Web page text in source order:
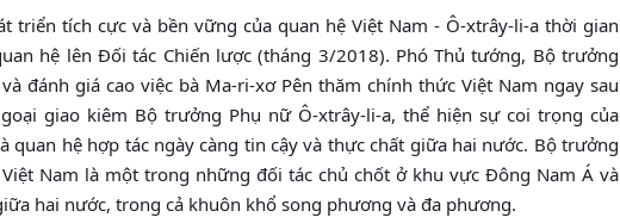
triển tích cực và bền vững của quan hệ Việt Nam - Ô-xtrây-li-a thời gian
hệ lên Đối tác Chiến lược (tháng 3/2018). Phó Thủ tướng, Bộ trưởng
đánh giá cao việc bà Ma-ri-xơ Pên thăm chính thức Việt Nam ngay sau
giao kiêm Bộ trưởng Phụ nữ Ô-xtrây-li-a, thể hiện sự coi trọng của
quan hệ hợp tác ngày càng tin cậy và thực chất giữa hai nước. Bộ trưởng
Nam là một trong những đối tác chủ chốt ở khu vực Đông Nam Á và
hai nước, trong cả khuôn khổ song phương và đa phương.